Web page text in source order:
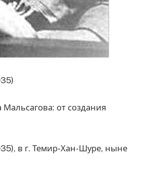
от создания
в г. Темир-Хан-Шуре, ныне